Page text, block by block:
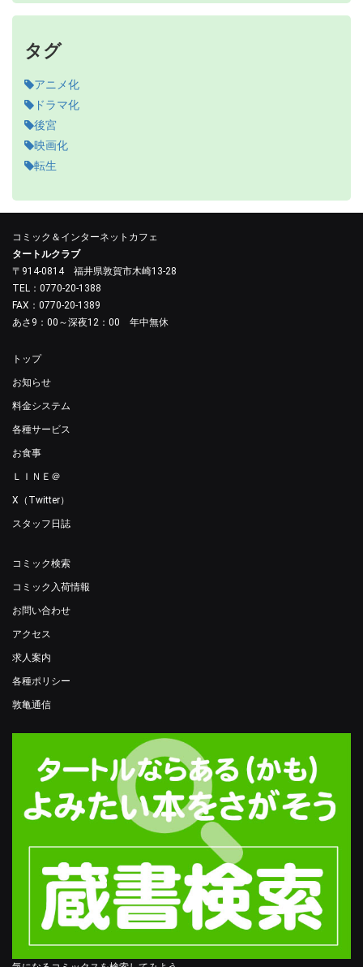
タグ
アニメ化
ドラマ化
後宮
映画化
転生
コミック＆インターネットカフェ
タートルクラブ
〒914-0814 福井県敦賀市木崎13-28
TEL：0770-20-1388
FAX：0770-20-1389
あさ9：00～深夜12：00 年中無休
トップ
お知らせ
料金システム
各種サービス
お食事
ＬＩＮＥ＠
X（Twitter）
スタッフ日誌
コミック検索
コミック入荷情報
お問い合わせ
アクセス
求人案内
各種ポリシー
敦亀通信